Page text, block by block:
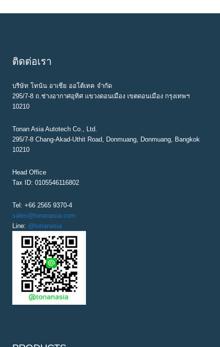
ติดต่อเรา
บริษัท โทนัน อาเชีย ออโต้เทค จำกัด
295/7-8 ถ.ช่างอากาศอุทิศ แขวงดอนเมือง เขตดอนเมือง กรุงเทพฯ
10210
Tonan Asia Autotech Co., Ltd.
295/7-8 Chang-Akad-Uthit Road, Donmuang, Donmuang, Bangkok
10210
Head Office
Tax ID: 0105546116802
Tel: +66 2565 9370-4
sales@tonanasia.com
Line: @tonanasia